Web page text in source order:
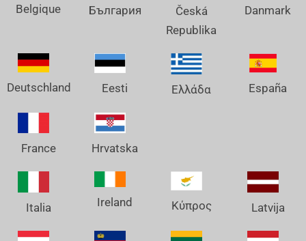
Belgique България
Česká
Republika
Danmark
Deutschland Eesti Ελλάδα España
France Hrvatska
Italia Ireland Κύπρος Latvija